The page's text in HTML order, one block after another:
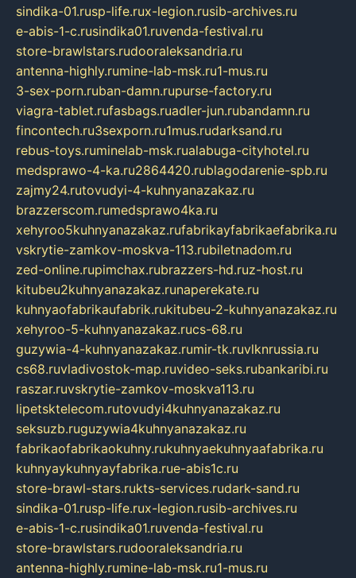
sindika-01.rusp-life.rux-legion.rusib-archives.ru
e-abis-1-c.rusindika01.ruvenda-festival.ru
store-brawlstars.rudooraleksandria.ru
antenna-highly.rumine-lab-msk.ru1-mus.ru
3-sex-porn.ruban-damn.rupurse-factory.ru
viagra-tablet.rufasbags.ruadler-jun.rubandamn.ru
fincontech.ru3sexporn.ru1mus.rudarksand.ru
rebus-toys.ruminelab-msk.rualabuga-cityhotel.ru
medsprawo-4-ka.ru2864420.rublagodarenie-spb.ru
zajmy24.rutovudyi-4-kuhnyanazakaz.ru
brazzerscom.rumedsprawo4ka.ru
xehyroo5kuhnyanazakaz.rufabrikayfabrikaefabrika.ru
vskrytie-zamkov-moskva-113.rubiletnadom.ru
zed-online.rupimchax.rubrazzers-hd.ruz-host.ru
kitubeu2kuhnyanazakaz.runaperekate.ru
kuhnyaofabrikaufabrik.rukitubeu-2-kuhnyanazakaz.ru
xehyroo-5-kuhnyanazakaz.rucs-68.ru
guzywia-4-kuhnyanazakaz.rumir-tk.ruvlknrussia.ru
cs68.ruvladivostok-map.ruvideo-seks.rubankaribi.ru
raszar.ruvskrytie-zamkov-moskva113.ru
lipetsktelecom.rutovudyi4kuhnyanazakaz.ru
seksuzb.ruguzywia4kuhnyanazakaz.ru
fabrikaofabrikaokuhny.rukuhnyaekuhnyaafabrika.ru
kuhnyaykuhnyayfabrika.rue-abis1c.ru
store-brawl-stars.rukts-services.rudark-sand.ru
sindika-01.rusp-life.rux-legion.rusib-archives.ru
e-abis-1-c.rusindika01.ruvenda-festival.ru
store-brawlstars.rudooraleksandria.ru
antenna-highly.rumine-lab-msk.ru1-mus.ru